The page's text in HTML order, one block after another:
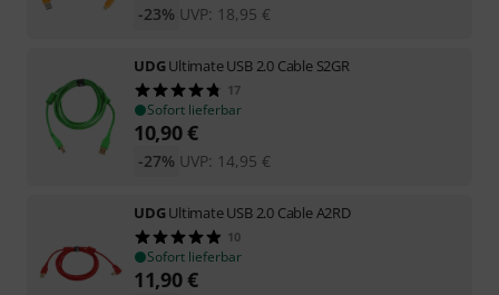
UVP: 18,95 €
-23%
UDGUltimate USB 2.0 Cable S2GR
17
Sofort lieferbar
10,90€
UVP: 14,95 €
-27%
UDGUltimate USB 2.0 Cable A2RD
10
Sofort lieferbar
11,90€